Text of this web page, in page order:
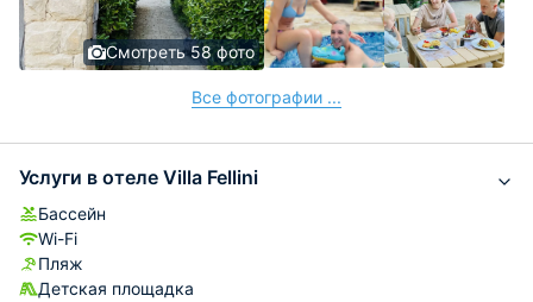
Смотреть 58 фото
Все фотографии ...
Услуги в отеле Villa Fellini
Бассейн
Wi-Fi
Пляж
Детская площадка